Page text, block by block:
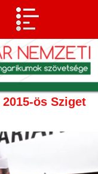
ös Sziget